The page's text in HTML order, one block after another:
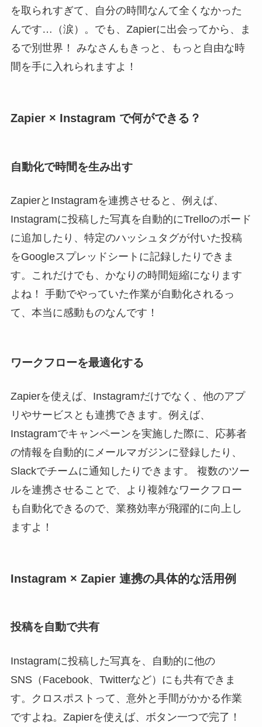
を取られすぎて、自分の時間なんて全くなかった
んです…（涙）。でも、Zapierに出会ってから、ま
るで別世界！ みなさんもきっと、もっと自由な時
間を手に入れられますよ！
Zapier × Instagram で何ができる？
自動化で時間を生み出す
ZapierとInstagramを連携させると、例えば、
Instagramに投稿した写真を自動的にTrelloのボード
に追加したり、特定のハッシュタグが付いた投稿
をGoogleスプレッドシートに記録したりできま
す。これだけでも、かなりの時間短縮になります
よね！ 手動でやっていた作業が自動化されるっ
て、本当に感動ものなんです！
ワークフローを最適化する
Zapierを使えば、Instagramだけでなく、他のアプ
リやサービスとも連携できます。例えば、
Instagramでキャンペーンを実施した際に、応募者
の情報を自動的にメールマガジンに登録したり、
Slackでチームに通知したりできます。 複数のツー
ルを連携させることで、より複雑なワークフロー
も自動化できるので、業務効率が飛躍的に向上し
ますよ！
Instagram × Zapier 連携の具体的な活用例
投稿を自動で共有
Instagramに投稿した写真を、自動的に他の
SNS（Facebook、Twitterなど）にも共有できま
す。クロスポストって、意外と手間がかかる作業
ですよね。Zapierを使えば、ボタン一つで完了！